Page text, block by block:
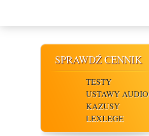
SPRAWDŹ CENNIK
TESTY
USTAWY AUDIO
KAZUSY
LEXLEGE